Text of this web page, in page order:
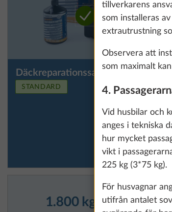
We
data
all".
Däckreparationssats Mer
STANDARD
tillverkarens
som installeras
extrautrustning
Observera att
som maximalt
4.
Vid husbilar och
anges i tekniska
hur mycket
vikt i
225 kg (3*75 kg).
För husvagnar
utifrån antalet